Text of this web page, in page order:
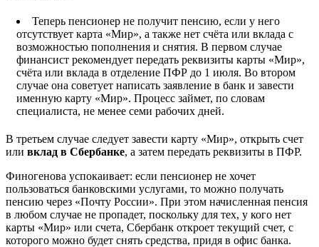
Теперь пенсионер не получит пенсию, если у него
отсутствует карта «Мир», а также нет счёта или вклада с
возможностью пополнения и снятия. В первом случае
финансист рекомендует передать реквизиты карты «Мир»,
счёта или вклада в отделение ПФР до 1 июля. Во втором
случае она советует написать заявление в банк и завести
именную карту «Мир». Процесс займет, по словам
специалиста, не менее семи рабочих дней.
В третьем случае следует завести карту «Мир», открыть счет
или вклад в Сбербанке, а затем передать реквизиты в ПФР.
Финогенова успокаивает: если пенсионер не хочет
пользоваться банковскими услугами, то можно получать
пенсию через «Почту России». При этом начисленная пенсия
в любом случае не пропадет, поскольку для тех, у кого нет
карты «Мир» или счета, Сбербанк откроет текущий счет, с
которого можно будет снять средства, придя в офис банка.